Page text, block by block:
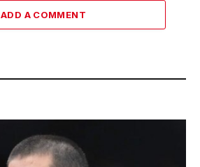
ADD A COMMENT